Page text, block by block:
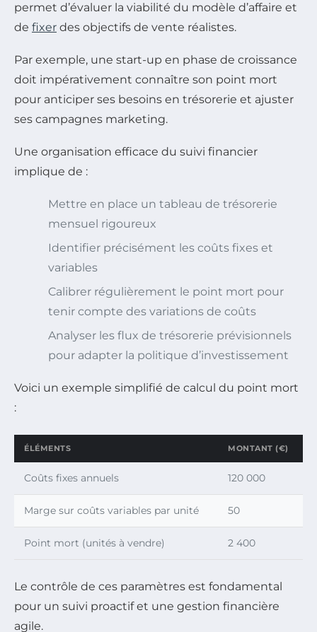
permet d’évaluer la viabilité du modèle d’affaire et
de fixer des objectifs de vente réalistes.
Par exemple, une start-up en phase de croissance
doit impérativement connaître son point mort
pour anticiper ses besoins en trésorerie et ajuster
ses campagnes marketing.
Une organisation efficace du suivi financier
implique de :
Mettre en place un tableau de trésorerie
mensuel rigoureux
Identifier précisément les coûts fixes et
variables
Calibrer régulièrement le point mort pour
tenir compte des variations de coûts
Analyser les flux de trésorerie prévisionnels
pour adapter la politique d’investissement
Voici un exemple simplifié de calcul du point mort
:
ÉLÉMENTS MONTANT (€)
Coûts fixes annuels 120 000
Marge sur coûts variables par unité 50
Point mort (unités à vendre) 2 400
Le contrôle de ces paramètres est fondamental
pour un suivi proactif et une gestion financière
agile.